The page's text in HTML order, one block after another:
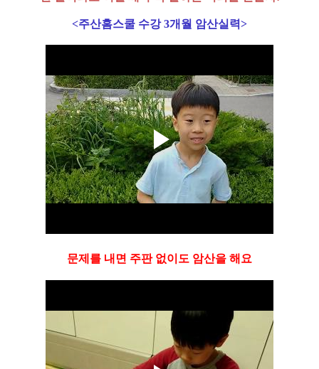
<주산홈스쿨 수강 3개월 암산실력>
문제를 내면 주판 없이도 암산을 해요